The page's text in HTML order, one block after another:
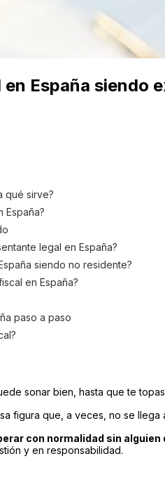
España siendo
qué sirve?
España?
legal en España?
siendo no residente?
en España?
paso a paso
sonar bien, hasta que te
figura que, a veces, no se llega
con normalidad sin
y en responsabilidad.